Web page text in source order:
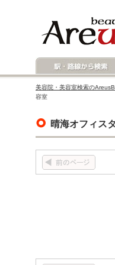
美容院・美容室検索の
容室
晴海オフィス